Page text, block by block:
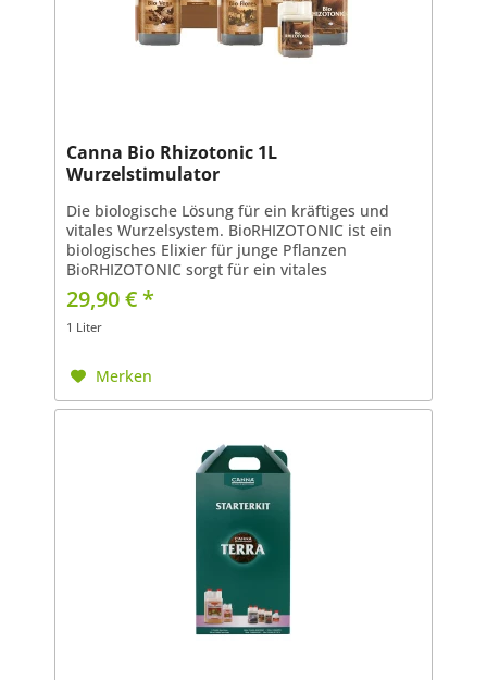
Canna Bio Rhizotonic 1L
Wurzelstimulator
Die biologische Lösung für ein kräftiges und
vitales Wurzelsystem. BioRHIZOTONIC ist ein
biologisches Elixier für junge Pflanzen
BioRHIZOTONIC sorgt für ein vitales
Wurzelsystem und damit für vitale Pflanzen
BioRHIZOTONIC unterliegt...
29,90 € *
1 Liter
Merken